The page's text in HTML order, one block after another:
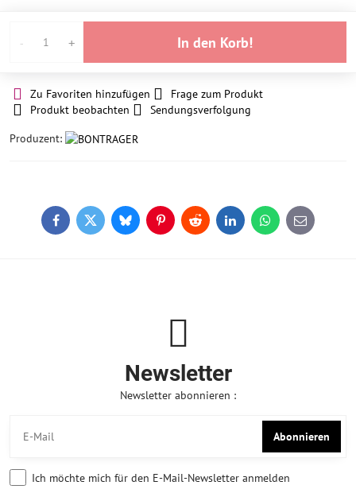
In den Korb!
Zu Favoriten hinzufügen
Frage zum Produkt
Produkt beobachten
Sendungsverfolgung
Produzent:
FacebookTwitterBlueskyPinterestReddit LinkedInWhatsApp
E-
mail
Newsletter
Newsletter abonnieren :
Abonnieren
Ich möchte mich für den E-Mail-Newsletter anmelden